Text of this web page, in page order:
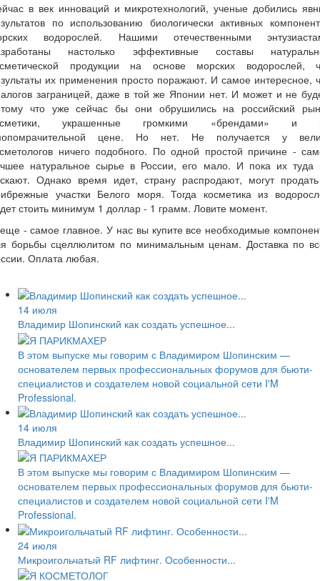
в век инноваций и микротехнологий, ученые добились
по использованию биологически активных
водорослей. Нашими отечественными
настолько эффективные составы
продукции на основе морских водорослей,
их применения просто поражают. И самое интересное,
заграницей, даже в той же Японии нет. И может и не
что уже сейчас бы они обрушились на российский
украшенные громкими «брендами» и
цене. Но нет. Не получается у
ничего подобного. По одной простой причине -
натуральное сырье в России, его мало. И пока их туда
Однако время идет, страну распродают, могут
участки Белого моря. Тогда косметика из
стоить минимум 1 доллар - 1 грамм. Ловите момент.
- самое главное. У нас вы купите все необходимые
борьбы сцеллюлитом по минимальным ценам. Доставка по
Оплата любая.
14 июля
Владимир Шопинский как создать успешное...
В этом выпуске мы говорим с Владимиром Шопинским —
основателем первых профессиональных форумов для бьюти-
специалистов и создателем новой социальной сети I'M
Professional.
14 июля
Владимир Шопинский как создать успешное...
В этом выпуске мы говорим с Владимиром Шопинским —
основателем первых профессиональных форумов для бьюти-
специалистов и создателем новой социальной сети I'M
Professional.
24 июля
Микроигольчатый RF лифтинг. Особенности...